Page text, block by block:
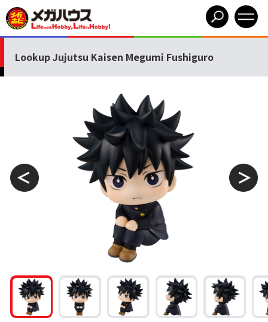
Lookup Jujutsu Kaisen Megumi Fushiguro